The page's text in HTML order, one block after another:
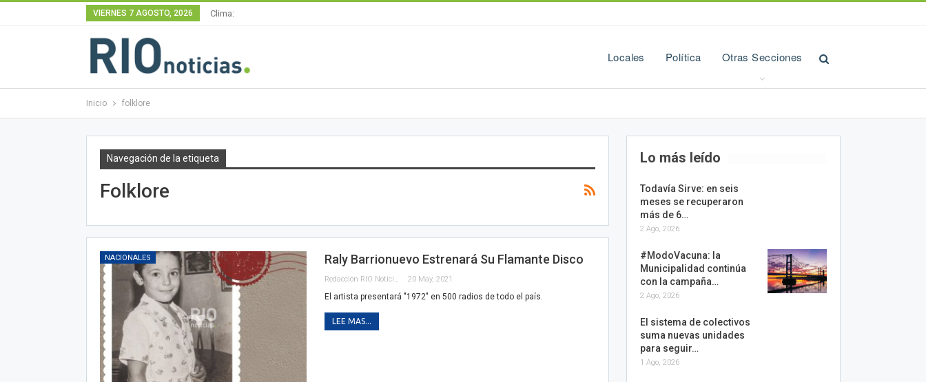
VIERNES 7 AGOSTO, 2026 Clima:
Locales Política Otras Secciones
Inicio folklore
Navegación de la etiqueta
Folklore
NACIONALES Raly Barrionuevo Estrenará Su Flamante Disco
Redacción RIO Noticias 20 May, 2021
El artista presentará "1972" en 500 radios de todo el país.
LEE MAS...
Lo más leído
Todavía Sirve: en seis
meses se recuperaron
más de 6…
2 Ago, 2026
#ModoVacuna: la
Municipalidad continúa
con la campaña…
2 Ago, 2026
El sistema de colectivos
suma nuevas unidades
para seguir…
1 Ago, 2026